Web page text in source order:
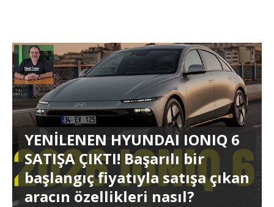
YENİLENEN HYUNDAI IONIQ 6
SATIŞA ÇIKTI! Başarılı bir
başlangıç fiyatıyla satışa çıkan
aracın özellikleri nasıl?